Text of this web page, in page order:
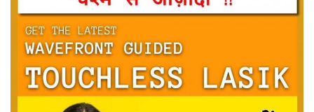
बिजनेस
फोटो
वीडियो